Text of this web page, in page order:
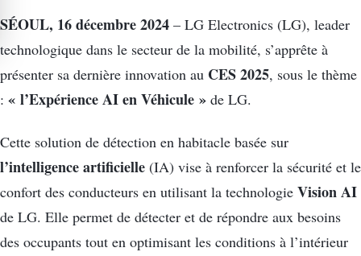
SÉOUL, 16 décembre 2024 – LG Electronics (LG), leader
technologique dans le secteur de la mobilité, s’apprête à
présenter sa dernière innovation au CES 2025, sous le thème
: « l’Expérience AI en Véhicule » de LG.
Cette solution de détection en habitacle basée sur
l’intelligence artificielle (IA) vise à renforcer la sécurité et le
confort des conducteurs en utilisant la technologie Vision AI
de LG. Elle permet de détecter et de répondre aux besoins
des occupants tout en optimisant les conditions à l’intérieur